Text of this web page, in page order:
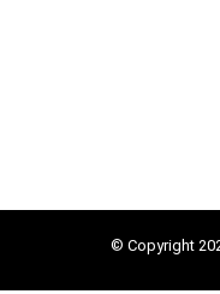
© Copyright